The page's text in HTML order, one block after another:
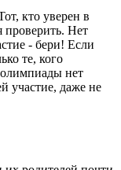
кто уверен в
проверить. Нет
- бери! Если
те, кого
олимпиады нет
участие, даже не